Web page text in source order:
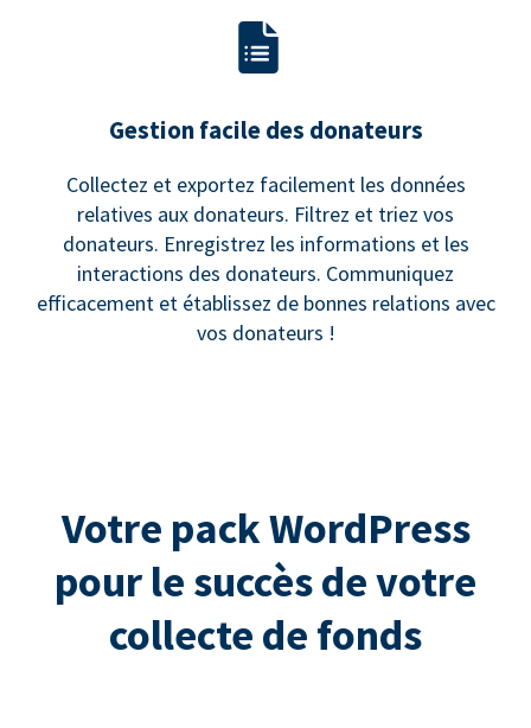
Gestion facile des donateurs
Collectez et exportez facilement les données
relatives aux donateurs. Filtrez et triez vos
donateurs. Enregistrez les informations et les
interactions des donateurs. Communiquez
efficacement et établissez de bonnes relations avec
vos donateurs !
Votre pack WordPress
pour le succès de votre
collecte de fonds